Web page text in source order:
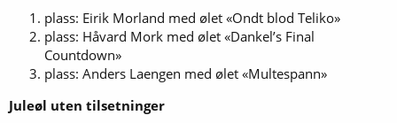
plass: Eirik Morland med ølet «Ondt blod Teliko»
plass: Håvard Mork med ølet «Dankel’s Final
Countdown»
plass: Anders Laengen med ølet «Multespann»
Juleøl uten tilsetninger